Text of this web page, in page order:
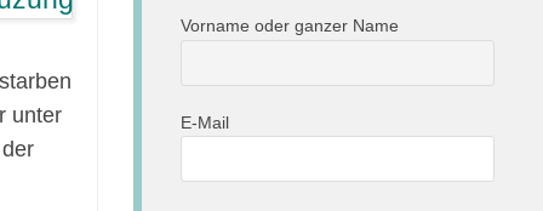
unter
Vorname oder ganzer Name
E-Mail